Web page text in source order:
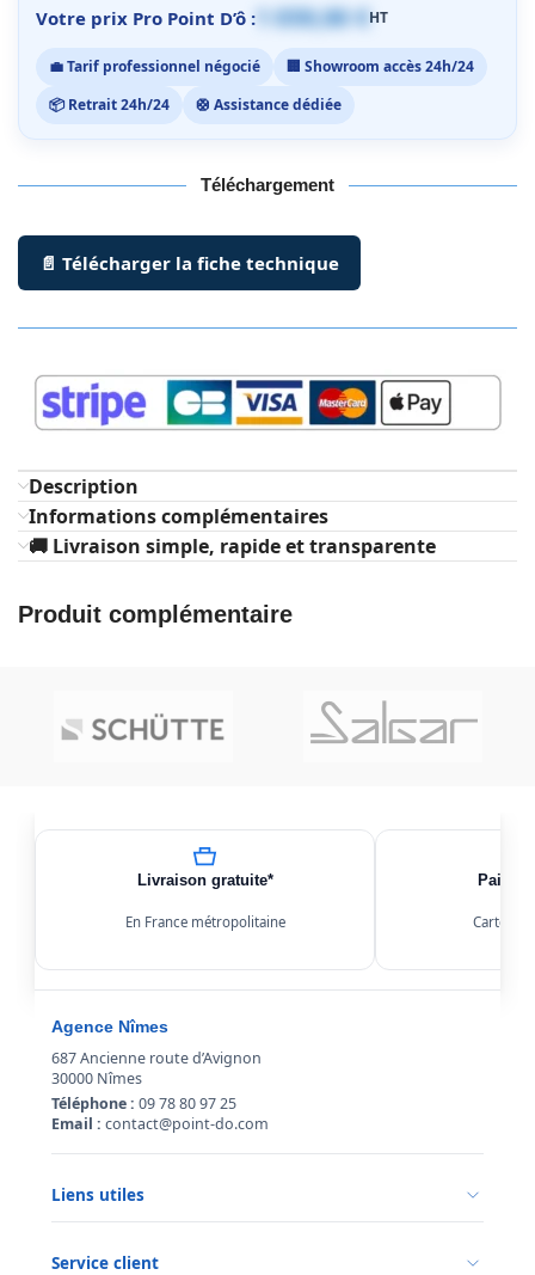
Votre prix Pro Point D’ô : 1 059,00 €HT
💼 Tarif professionnel négocié
🏢 Showroom accès 24h/24
📦 Retrait 24h/24
🛟 Assistance dédiée
Téléchargement
📄 Télécharger la fiche technique
Description
Informations complémentaires
🚚 Livraison simple, rapide et transparente
Produit complémentaire
Livraison gratuite*
En France métropolitaine Carte,
Agence Nîmes
687 Ancienne route d’Avignon
30000 Nîmes
Téléphone : 09 78 80 97 25
Email : contact@point-do.com
Liens utiles
Conditions générales de vente
Service client